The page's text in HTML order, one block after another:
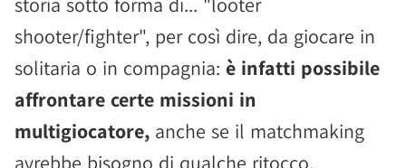
shooter/fighter", per così dire, da giocare in
solitaria o in compagnia: è infatti possibile
affrontare certe missioni in
multigiocatore, anche se il matchmaking
avrebbe bisogno di qualche ritocco,